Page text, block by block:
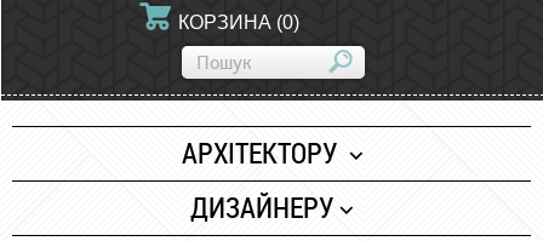
КОРЗИНА (0)
АРХІТЕКТОРУ
Папір
ДИЗАЙНЕРУ